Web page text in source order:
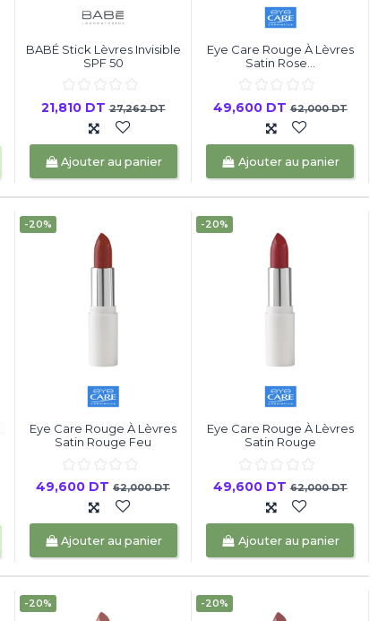
BABÉ Stick Lèvres Invisible
SPF 50
21,810 DT27,262 DT
Ajouter au panier
Eye Care Rouge À Lèvres
Satin Rose...
49,600 DT62,000 DT
Ajouter au panier
-20%
Eye Care Rouge À Lèvres
Satin Rouge Feu
49,600 DT62,000 DT
Ajouter au panier
-20%
Eye Care Rouge À Lèvres
Satin Rouge
49,600 DT62,000 DT
Ajouter au panier
-20% -20%